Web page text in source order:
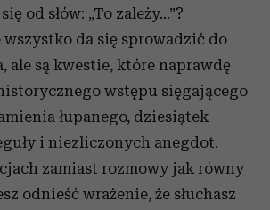
od słów: „To zależy…”?
da się sprowadzić do
ale są kwestie, które naprawdę
wstępu sięgającego
łupanego, dziesiątek
i niezliczonych anegdot.
zamiast rozmowy jak równy
odnieść wrażenie, że słuchasz